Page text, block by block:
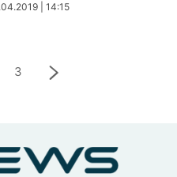
| 14:15
3